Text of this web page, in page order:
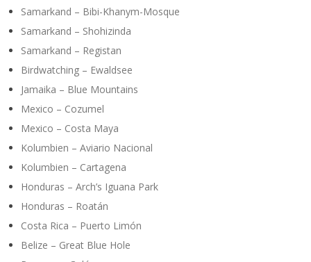
Samarkand – Bibi-Khanym-Mosque
Samarkand – Shohizinda
Samarkand – Registan
Birdwatching – Ewaldsee
Jamaika – Blue Mountains
Mexico – Cozumel
Mexico – Costa Maya
Kolumbien – Aviario Nacional
Kolumbien – Cartagena
Honduras – Arch’s Iguana Park
Honduras – Roatán
Costa Rica – Puerto Limón
Belize – Great Blue Hole